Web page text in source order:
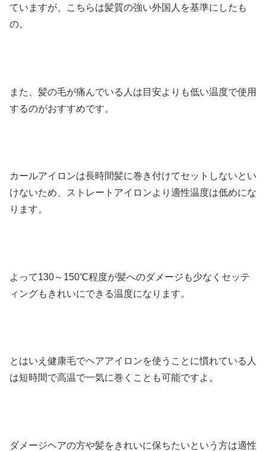
ていますが、こちらは髪質の強い外国人を基準にしたも
の。
また、髪の毛が痛んでいる人は目安よりも低い温度で使用
するのがおすすめです。
カールアイロンは長時間髪に巻き付けてセットしないとい
けないため、ストレートアイロンより適性温度は低めにな
ります。
よって130～150℃程度が髪へのダメージも少なくセッテ
ィングもきれいにできる温度になります。
とはいえ健康毛でヘアアイロンを使うことに慣れている人
は短時間で高温で一気に巻くことも可能ですよ。
ダメージヘアの方や髪をきれいに保ちたいという方は適性